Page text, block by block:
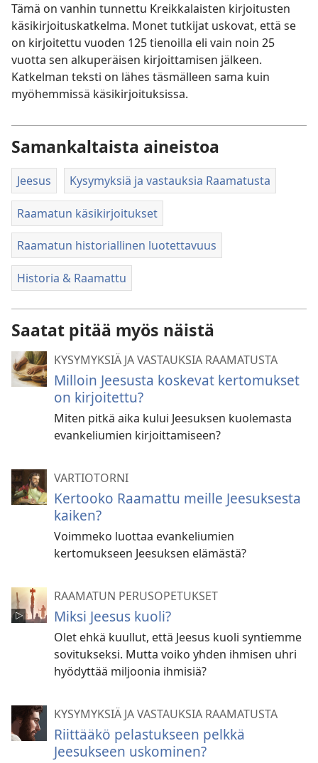
Tämä on vanhin tunnettu Kreikkalaisten kirjoitusten
käsikirjoituskatkelma. Monet tutkijat uskovat, että se
on kirjoitettu vuoden 125 tienoilla eli vain noin 25
vuotta sen alkuperäisen kirjoittamisen jälkeen.
Katkelman teksti on lähes täsmälleen sama kuin
myöhemmissä käsikirjoituksissa.
Samankaltaista aineistoa
Jeesus Kysymyksiä ja vastauksia Raamatusta
Raamatun käsikirjoitukset
Raamatun historiallinen luotettavuus
Historia & Raamattu
Saatat pitää myös näistä
KYSYMYKSIÄ JA VASTAUKSIA RAAMATUSTA
Milloin Jeesusta koskevat kertomukset
on kirjoitettu?
Miten pitkä aika kului Jeesuksen kuolemasta
evankeliumien kirjoittamiseen?
VARTIOTORNI
Kertooko Raamattu meille Jeesuksesta
kaiken?
Voimmeko luottaa evankeliumien
kertomukseen Jeesuksen elämästä?
RAAMATUN PERUSOPETUKSET
Miksi Jeesus kuoli?
Olet ehkä kuullut, että Jeesus kuoli syntiemme
sovitukseksi. Mutta voiko yhden ihmisen uhri
hyödyttää miljoonia ihmisiä?
KYSYMYKSIÄ JA VASTAUKSIA RAAMATUSTA
Riittääkö pelastukseen pelkkä
Jeesukseen uskominen?